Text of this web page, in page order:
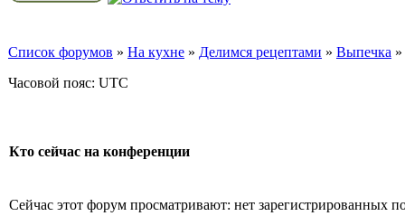
Список форумов » На кухне » Делимся рецептами » Выпечка »
Часовой пояс: UTC
Кто сейчас на конференции
Сейчас этот форум просматривают: нет зарегистрированных